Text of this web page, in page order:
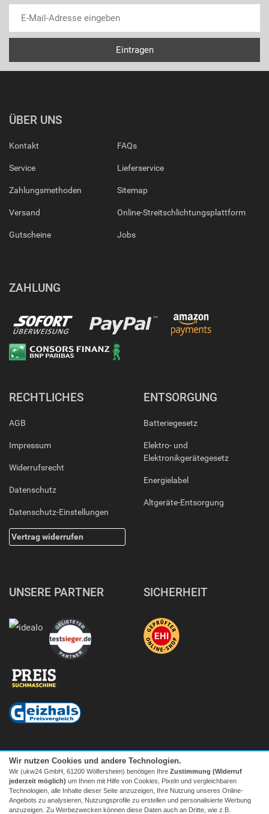
ÜBER UNS
Kontakt
Service
Zahlungsmethoden
Versand
Gutscheine
FAQs
Lieferservice
Sitemap
Online-Streitschlichtungsplattform
Jobs
ZAHLUNG
RECHTLICHES
AGB
Impressum
Widerrufsrecht
Datenschutz
Datenschutz-Einstellungen
Vertrag widerrufen
ENTSORGUNG
Batteriegesetz
Elektro- und
Elektronikgerätegesetz
Energielabel
Altgeräte-Entsorgung
UNSERE PARTNER SICHERHEIT
Wir nutzen Cookies und andere Technologien.
Wir (ukw24 GmbH, 61200 Wölfersheim) benötigen Ihre Zustimmung (Widerruf
jederzeit möglich) um Ihnen mit Hilfe von Cookies, Pixeln und vergleichbaren
Technologien, alle Inhalte dieser Seite anzuzeigen, Ihre Nutzung unseres Online-
Angebots zu analysieren, Nutzungsprofile zu erstellen und personalisierte Werbung
anzuzeigen. Zu Werbezwecken können diese Daten auch an Dritte, wie z.B.